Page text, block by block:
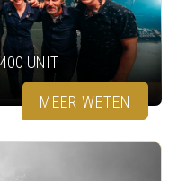
UNIT
MEER WETEN